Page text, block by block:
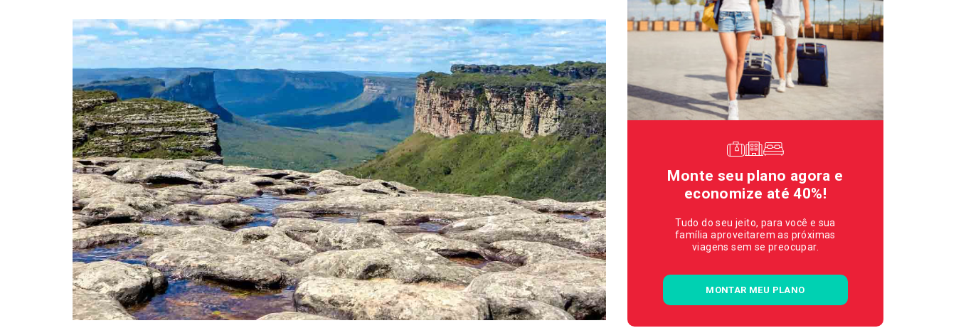
Monte seu plano agora e
economize até 40%!
Tudo do seu jeito, para você e sua
família aproveitarem as próximas
viagens sem se preocupar.
MONTAR MEU PLANO